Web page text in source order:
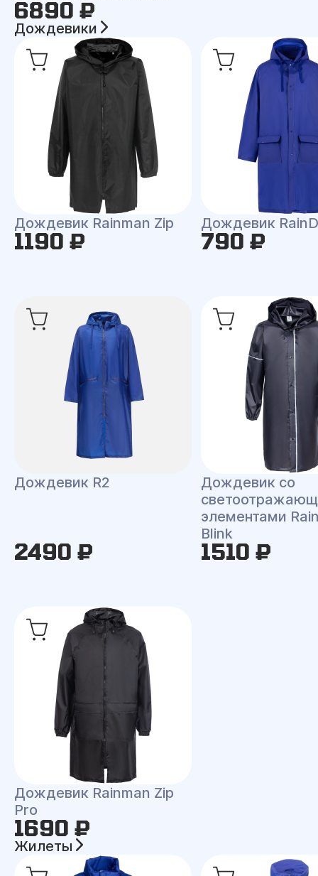
6890 ₽
Дождевики
Дождевик Rainman Zip
1190 ₽
Дождевик
790 ₽
Дождевик R2
2490 ₽
Дождевик со
элементами
Blink
1510 ₽
Дождевик Rainman Zip
Pro
1690 ₽
Жилеты